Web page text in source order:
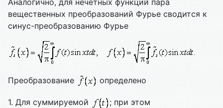
Аналогично, для нечетных функций пара
вещественных преобразований Фурье сводится к
синус-преобразованию Фурье
Преобразование определено
1. Для суммируемой ; при этом